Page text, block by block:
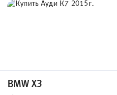
BMW X3